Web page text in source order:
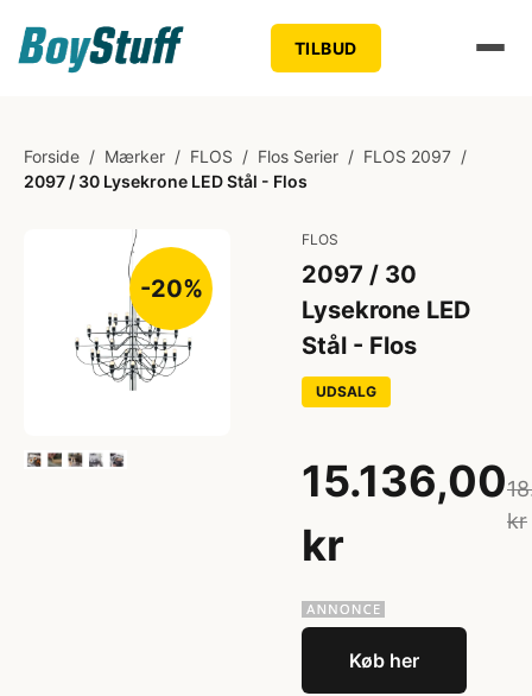
TILBUD
Forside / Mærker / FLOS / Flos Serier / FLOS 2097 /
2097 / 30 Lysekrone LED Stål - Flos
-20%
FLOS
2097 / 30
Lysekrone LED
Stål - Flos
UDSALG
15.136,00
kr
kr
Køb her